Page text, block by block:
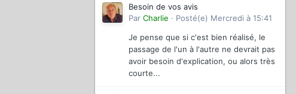
Besoin de vos avis
Par Charlie · Posté(e) Mercredi à 15:41
Je pense que si c'est bien réalisé, le
passage de l'un à l'autre ne devrait pas
avoir besoin d'explication, ou alors très
courte...